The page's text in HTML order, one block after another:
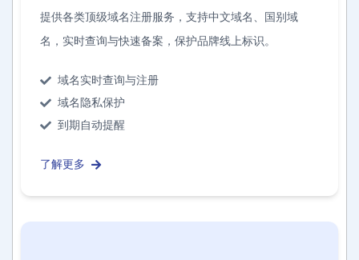
提供各类顶级域名注册服务，支持中文域名、国别域
名，实时查询与快速备案，保护品牌线上标识。
域名实时查询与注册
域名隐私保护
到期自动提醒
了解更多